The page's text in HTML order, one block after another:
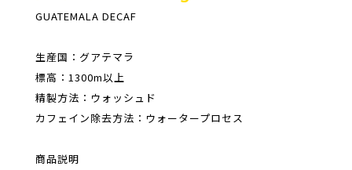
GUATEMALA DECAF
生産国：グアテマラ
標高：1300m以上
精製方法：ウォッシュド
カフェイン除去方法：ウォータープロセス
商品説明